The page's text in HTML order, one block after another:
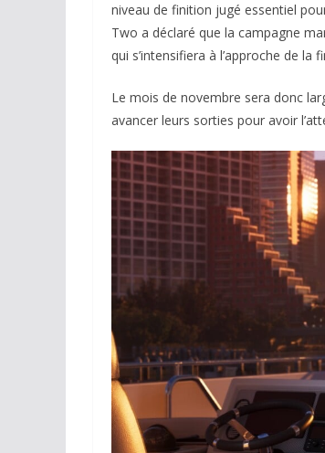
niveau de finition jugé essentiel
Two a déclaré que la campagne
qui s’intensifiera à l’approche de la
Le mois de novembre sera donc
avancer leurs sorties pour avoir